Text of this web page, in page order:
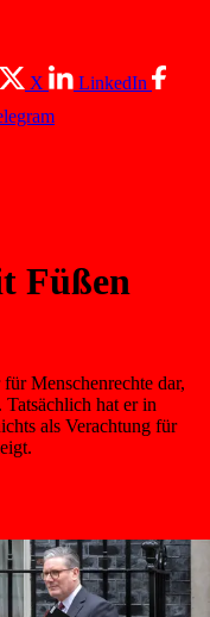
X
LinkedIn
Füßen
Menschenrechte dar,
hat er in
als Verachtung für